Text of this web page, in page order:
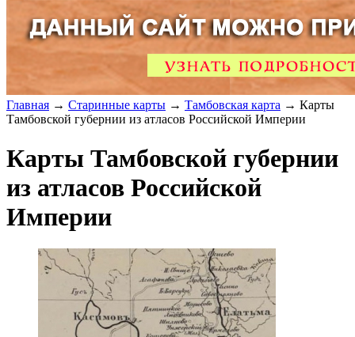
Главная → Старинные карты → Тамбовская карта → Карты
Тамбовской губернии из атласов Российской Империи
Карты Тамбовской губернии
из атласов Российской
Империи